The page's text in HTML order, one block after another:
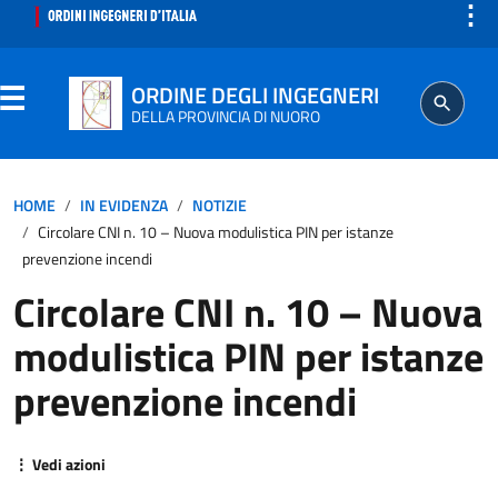
⋮
ORDINE DEGLI INGEGNERI
DELLA PROVINCIA DI NUORO
SEGRETERIA
ISCRITTO
PROFESSIONE
HOME IN EVIDENZA
NOTIZIE
Circolare CNI n. 10 – Nuova modulistica PIN per istanze
prevenzione incendi
Circolare CNI n. 10 – Nuova
modulistica PIN per istanze
prevenzione incendi
⋮ Vedi azioni